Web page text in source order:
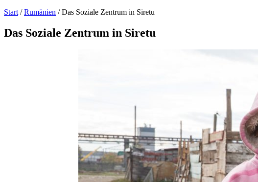
Start / Rumänien /Das Soziale Zentrum in Siretu
Das Soziale Zentrum in Siretu